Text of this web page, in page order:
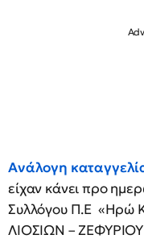
Ανάλογη
είχαν κάνει προ
Συλλόγου Π.Ε «Ηρώ
ΛΙΟΣΙΩΝ –